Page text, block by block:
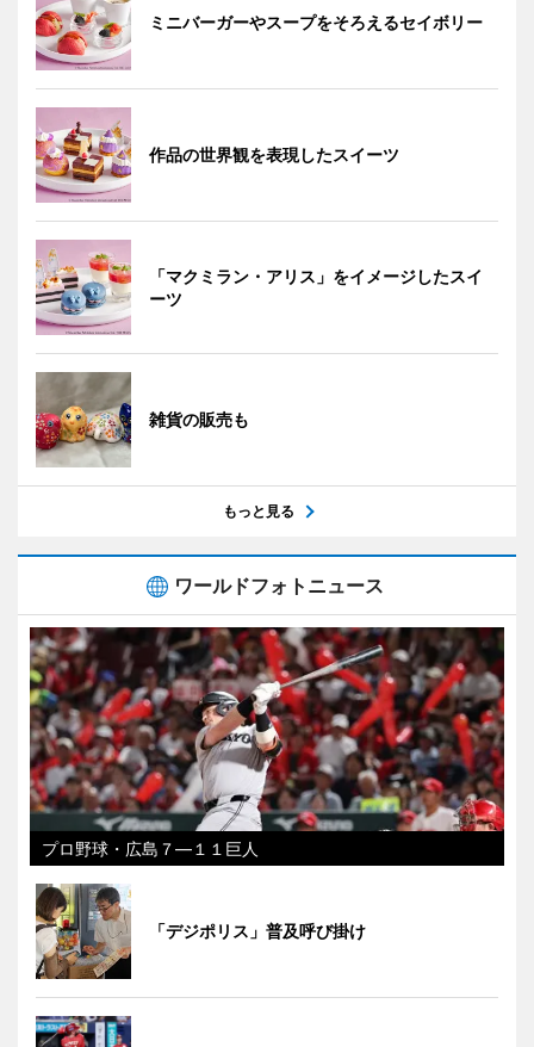
ミニバーガーやスープをそろえるセイボリー
作品の世界観を表現したスイーツ
「マクミラン・アリス」をイメージしたスイ
ーツ
雑貨の販売も
もっと見る
ワールドフォトニュース
プロ野球・広島７―１１巨人
「デジポリス」普及呼び掛け